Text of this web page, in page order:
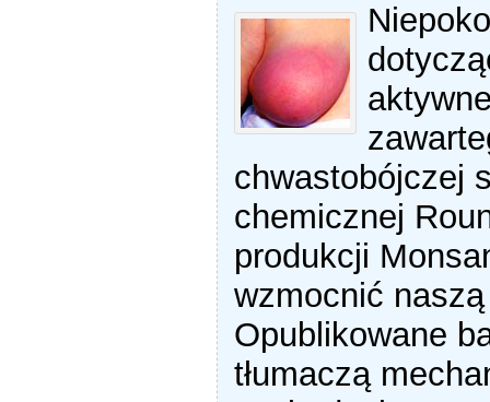
chwastobójczej
chemicznej
produkcji
wzmocnić
Opublikowane
tłumaczą